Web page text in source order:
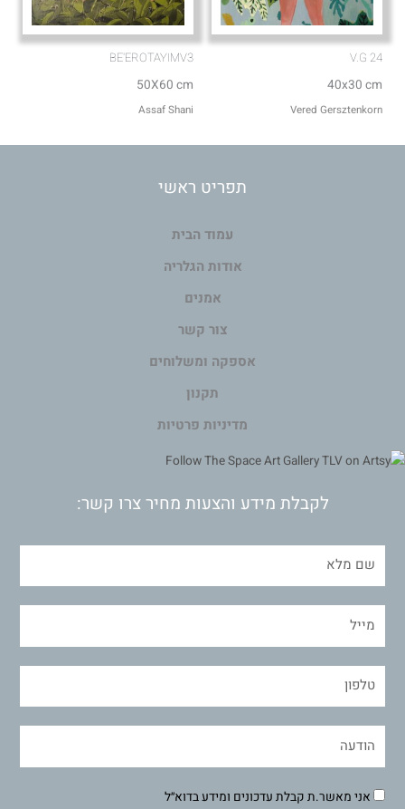
V.G 24
40x30 cm
Vered Gersztenkorn
BE'EROTAYIMV3
50X60 cm
Assaf Shani
תפריט ראשי
עמוד הבית
אודות הגלריה
אמנים
צור קשר
אספקה ומשלוחים
תקנון
מדיניות פרטיות
לקבלת מידע והצעות מחיר צרו קשר:
אני מאשר.ת קבלת עדכונים ומידע בדוא״ל